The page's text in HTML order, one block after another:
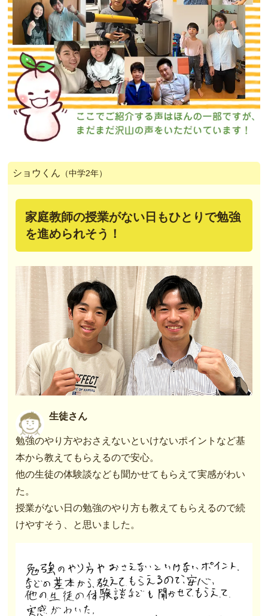
ショウくん （中学2年）
家庭教師の授業がない日もひとりで勉強
を進められそう！
生徒さん
勉強のやり方やおさえないといけないポイントなど基
本から教えてもらえるので安心。
他の生徒の体験談なども聞かせてもらえて実感がわい
た。
授業がない日の勉強のやり方も教えてもらえるので続
けやすそう、と思いました。